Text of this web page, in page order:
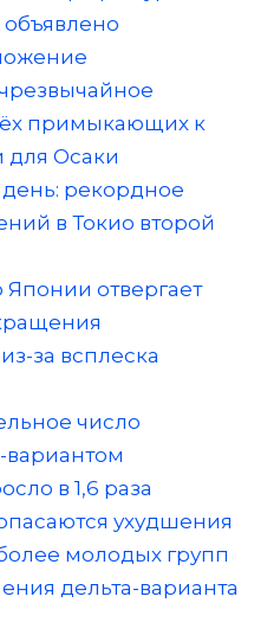
примыкающих к
для Осаки
день: рекордное
в Токио второй
отвергает
за всплеска
число
вариантом
в 1,6 раза
ухудшения
молодых групп
дельта-варианта